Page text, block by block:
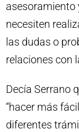
asesoramiento
necesiten
las dudas o
relaciones con
Decía Serrano
“hacer más
diferentes